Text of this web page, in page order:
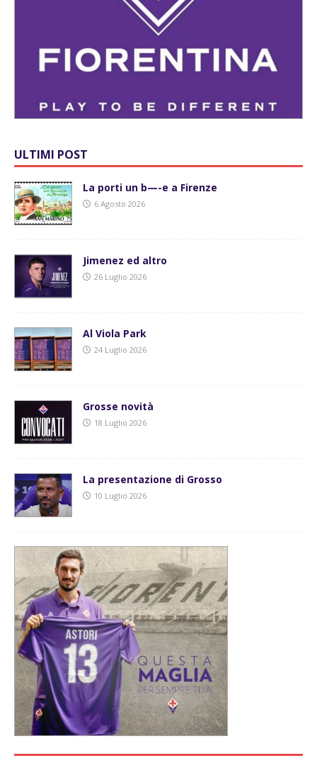
ULTIMI POST
La porti un b—-e a Firenze
6 Agosto 2026
Jimenez ed altro
26 Luglio 2026
Al Viola Park
24 Luglio 2026
Grosse novità
18 Luglio 2026
La presentazione di Grosso
10 Luglio 2026